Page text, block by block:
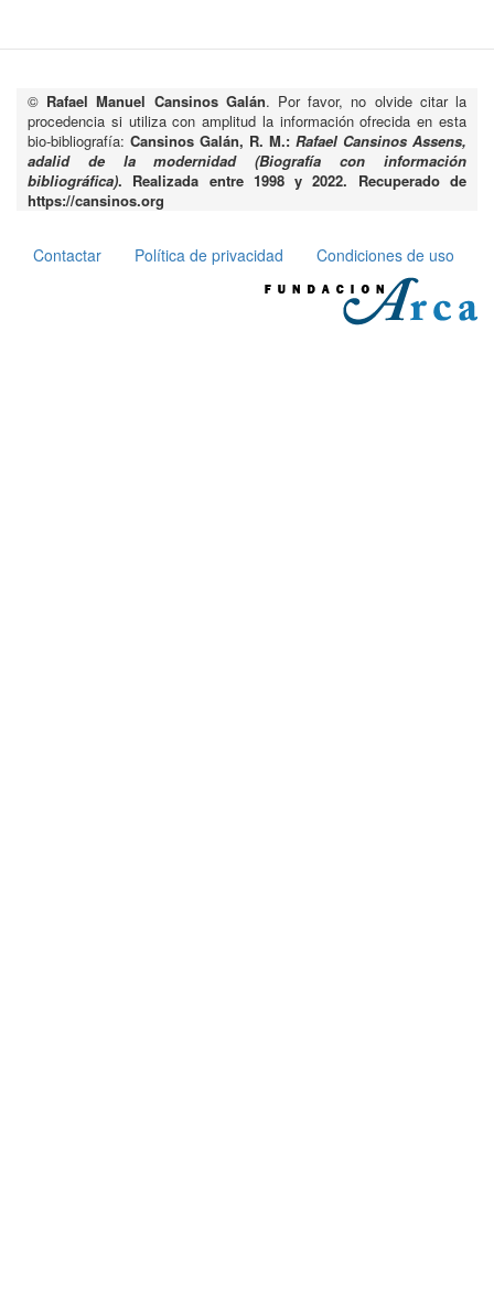
© Rafael Manuel Cansinos Galán. Por favor, no olvide citar la
procedencia si utiliza con amplitud la información ofrecida en esta
bio-bibliografía: Cansinos Galán, R. M.: Rafael Cansinos Assens,
adalid de la modernidad (Biografía con información
bibliográfica). Realizada entre 1998 y 2022. Recuperado de
https://cansinos.org
Pie
Contactar Política de privacidad Condiciones de uso